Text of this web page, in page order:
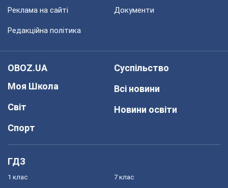
Реклама на сайті Документи
Редакційна політика
OBOZ.UA
Моя Школа
Світ
Спорт
Суспільство
Всі новини
Новини освіти
ГДЗ
1 клас 7 клас